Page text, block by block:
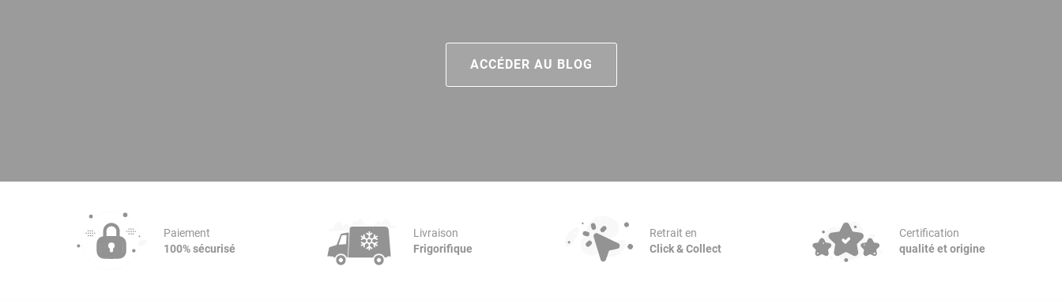
ACCÉDER AU BLOG
Paiement
100% sécurisé
Livraison
Frigorifique
Retrait en
Click & Collect
Certification
qualité et origine